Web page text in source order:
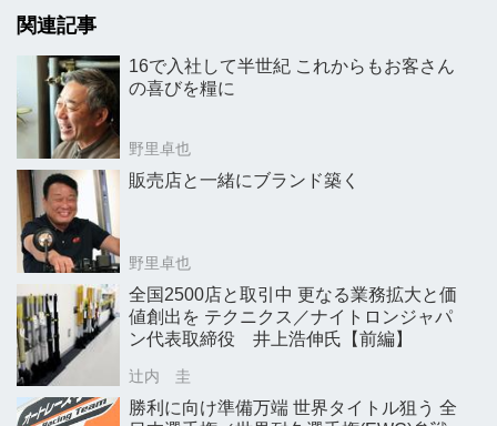
関連記事
16で入社して半世紀 これからもお客さん
の喜びを糧に
野里卓也
販売店と一緒にブランド築く
野里卓也
全国2500店と取引中 更なる業務拡大と価
値創出を テクニクス／ナイトロンジャパ
ン代表取締役 井上浩伸氏【前編】
辻内 圭
勝利に向け準備万端 世界タイトル狙う 全